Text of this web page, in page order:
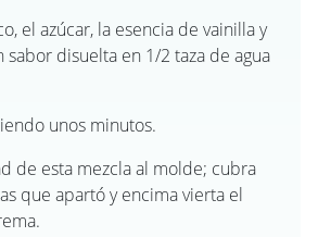
el azúcar, la esencia de vainilla y
sabor disuelta en 1/2 taza de agua
unos minutos.
de esta mezcla al molde; cubra
que apartó y encima vierta el